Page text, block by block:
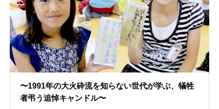
〜1991年の大火砕流を知らない世代が学ぶ、犠牲
者弔う追悼キャンドル〜